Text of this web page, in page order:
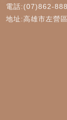
電話:(07)862-
地址:高雄市左營